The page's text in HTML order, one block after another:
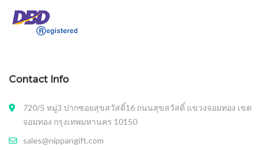
Contact Info
720/5 หมู่3 ปากซอยสุขสวัสดิ์16 ถนนสุขสวัสดิ์ แขวงจอมทอง เขต
จอมทอง กรุงเทพมหานคร 10150
sales@nippangift.com